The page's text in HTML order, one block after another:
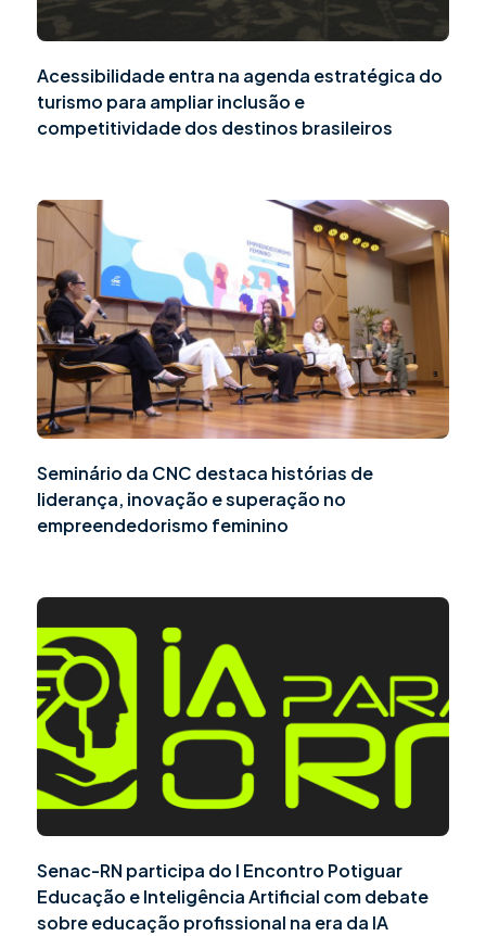
Acessibilidade entra na agenda estratégica do
turismo para ampliar inclusão e
competitividade dos destinos brasileiros
Seminário da CNC destaca histórias de
liderança, inovação e superação no
empreendedorismo feminino
Senac-RN participa do I Encontro Potiguar
Educação e Inteligência Artificial com debate
sobre educação profissional na era da IA